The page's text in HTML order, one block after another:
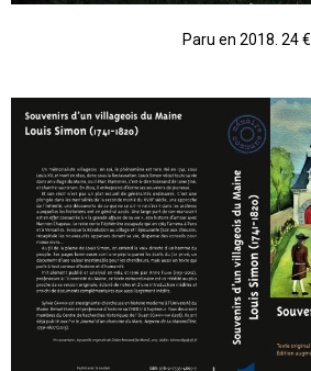
Paru en 2018. 24 €